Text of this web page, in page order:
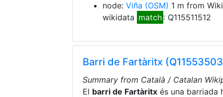
node: Viña (OSM) 1 m from
wikidata match : Q115511512
Barri de Fartàritx
Summary from Català / Catalan
El barri de Fartàritx és una barriada